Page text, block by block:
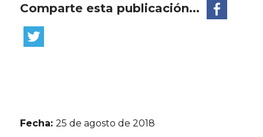
Comparte esta publicación...
Fecha:25 de agosto de 2018